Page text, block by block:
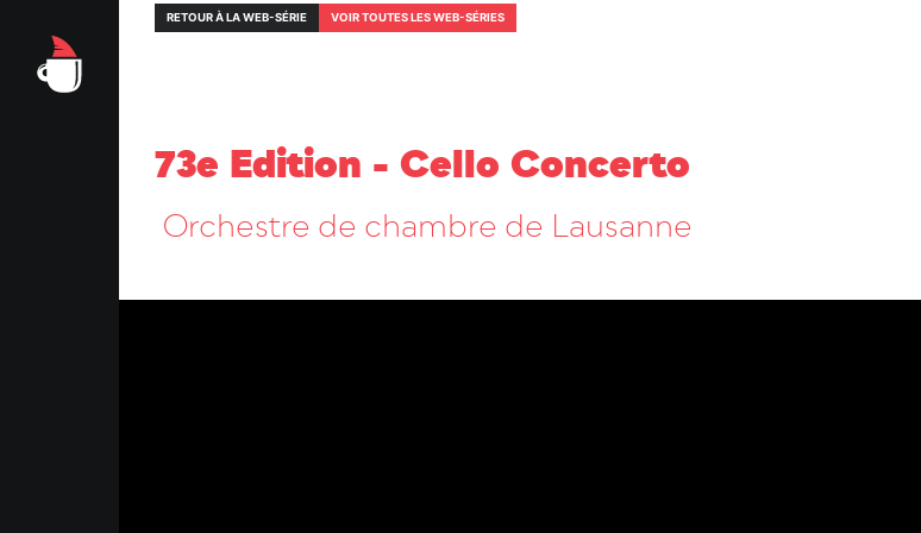
RETOUR À LA WEB-SÉRIE VOIR TOUTES LES WEB-SÉRIES
73e Edition - Cello Concerto
Orchestre de chambre de Lausanne